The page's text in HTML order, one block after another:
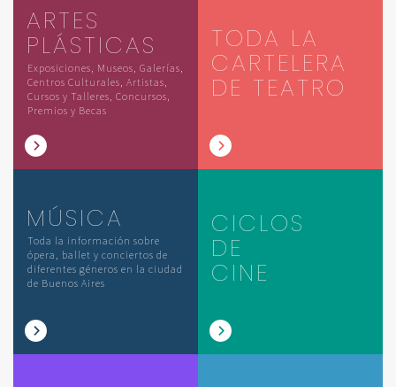
ARTES
PLÁSTICAS
Exposiciones, Museos, Galerías,
Centros Culturales, Artistas,
Cursos y Talleres, Concursos,
Premios y Becas
TODA LA
CARTELERA
DE TEATRO
MÚSICA
Toda la información sobre
ópera, ballet y conciertos de
diferentes géneros en la ciudad
de Buenos Aires
CICLOS
DE
CINE